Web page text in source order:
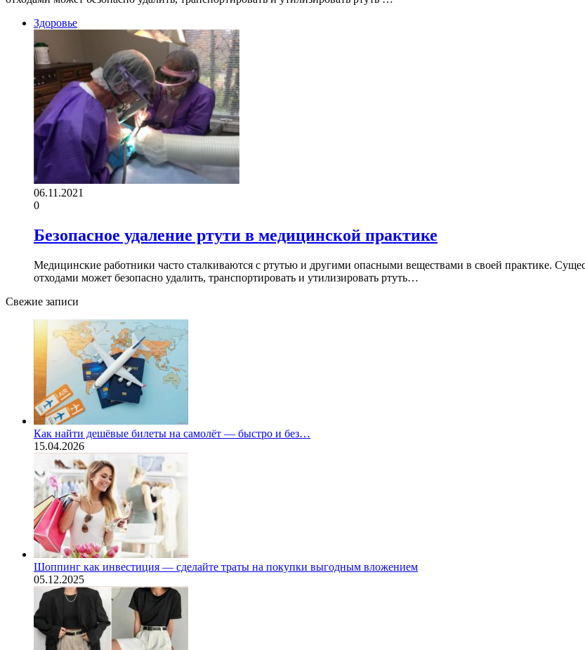
Здоровье
06.11.2021
0
Безопасное удаление ртути в медицинской практике
Медицинские работники часто сталкиваются с ртутью и другими опасными веществами в своей практике.
отходами может безопасно удалить, транспортировать и утилизировать ртуть…
Свежие записи
Как найти дешёвые билеты на самолёт — быстро и без…
15.04.2026
Шоппинг как инвестиция — сделайте траты на покупки выгодным вложением
05.12.2025